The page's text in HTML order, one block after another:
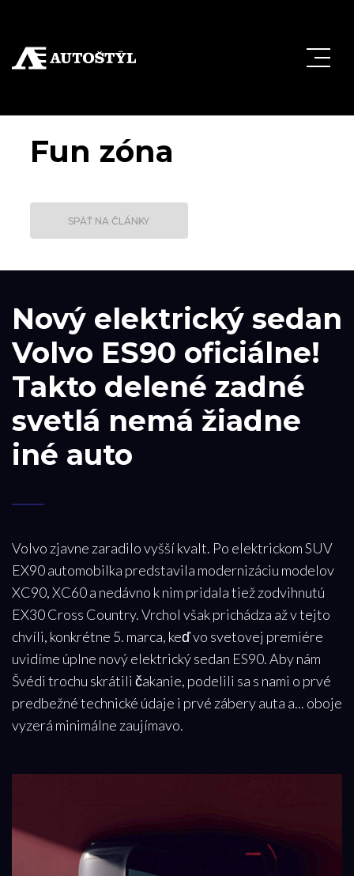
Fun zóna
SPÄŤ NA ČLÁNKY
Nový elektrický sedan
Volvo ES90 oficiálne!
Takto delené zadné
svetlá nemá žiadne
iné auto
Volvo zjavne zaradilo vyšší kvalt. Po elektrickom SUV
EX90 automobilka predstavila modernizáciu modelov
XC90, XC60 a nedávno k nim pridala tiež zodvihnutú
EX30 Cross Country. Vrchol však prichádza až v tejto
chvíli, konkrétne 5. marca, keď vo svetovej premiére
uvidíme úplne nový elektrický sedan ES90. Aby nám
Švédi trochu skrátili čakanie, podelili sa s nami o prvé
predbežné technické údaje i prvé zábery auta a... oboje
vyzerá minimálne zaujímavo.